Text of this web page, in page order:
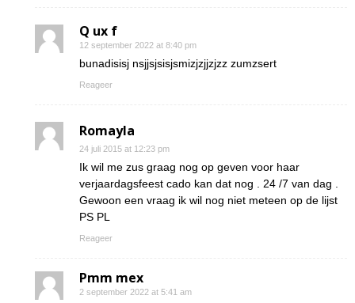
Q ux f
12 september 2022 at 8:40 pm
bunadisisj nsjjsjsisjsmizjzjjzjzz zumzsert
Reageer
Romayla
24 juli 2015 at 12:23 pm
Ik wil me zus graag nog op geven voor haar
verjaardagsfeest cado kan dat nog . 24 /7 van dag .
Gewoon een vraag ik wil nog niet meteen op de lijst
PS PL
Reageer
Pmm mex
2 september 2022 at 5:41 am